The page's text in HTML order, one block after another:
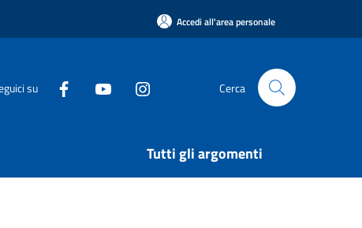
Accedi all'area personale
su Cerca
Tutti gli argomenti